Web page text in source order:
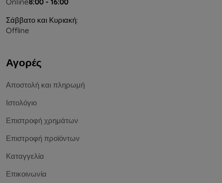
Online8:00 - 16:00
Σάββατο και Κυριακή:
Offline
Αγορές
Αποστολή και πληρωμή
Ιστολόγιο
Επιστροφή χρημάτων
Επιστροφή προϊόντων
Καταγγελία
Επικοινωνία